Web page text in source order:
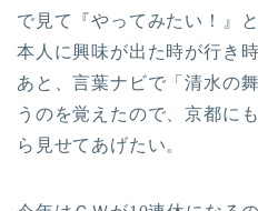
で見て『やってみたい！』
本人に興味が出た時が行き時
あと、言葉ナビで「清水の
うのを覚えたので、京都に
ら見せてあげたい。